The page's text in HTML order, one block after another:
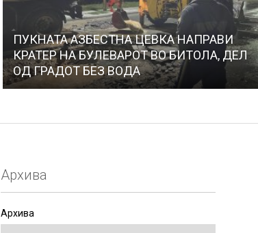
ПУКНАТА АЗБЕСТНА ЦЕВКА НАПРАВИ
КРАТЕР НА БУЛЕВАРОТ ВО БИТОЛА, ДЕЛ
ОД ГРАДОТ БЕЗ ВОДА
Архива
Архива